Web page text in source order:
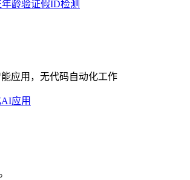
年龄验证假ID检测
应用，无代码自动化工作
AI应用